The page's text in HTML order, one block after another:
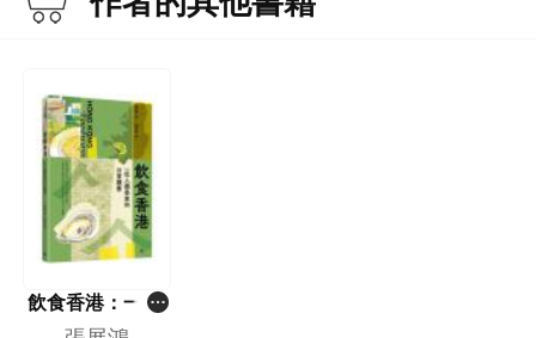
飲食香港：一位
人類學家的日常